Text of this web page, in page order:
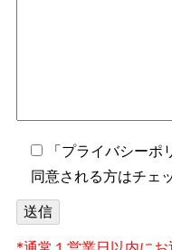
「プライバシーポ
同意される方はチェ